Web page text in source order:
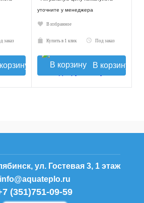
заказ
уточните у менеджера
В избранное
Купить в 1 клик Под заказ
В корзину
ул. Гостевая 3, 1 этаж
(351)751-09-59